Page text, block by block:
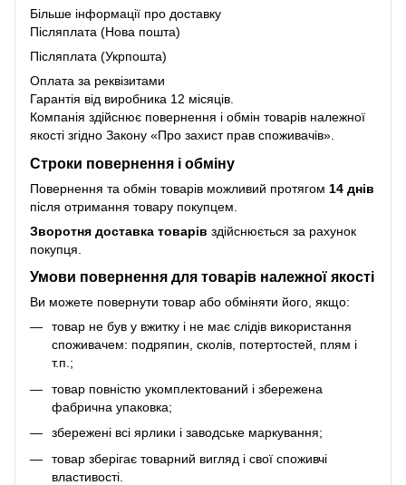
Більше інформації про доставку
Післяплата (Нова пошта)
Післяплата (Укрпошта)
Оплата за реквізитами
Гарантія від виробника 12 місяців.
Компанія здійснює повернення і обмін товарів належної
якості згідно Закону «Про захист прав споживачів»
Строки повернення і обміну
Повернення та обмін товарів можливий протягом 14 днів
після отримання товару покупцем.
Зворотня доставка товарів здійснюється за рахунок
покупця.
Умови повернення для товарів належної якості
Ви можете повернути товар або обміняти його, якщо:
товар не був у вжитку і не має слідів використання
споживачем: подряпин, сколів, потертостей, плям і
т.п.;
товар повністю укомплектований і збережена
фабрична упаковка;
збережені всі ярлики і заводське маркування;
товар зберігає товарний вигляд і свої споживчі
властивості.